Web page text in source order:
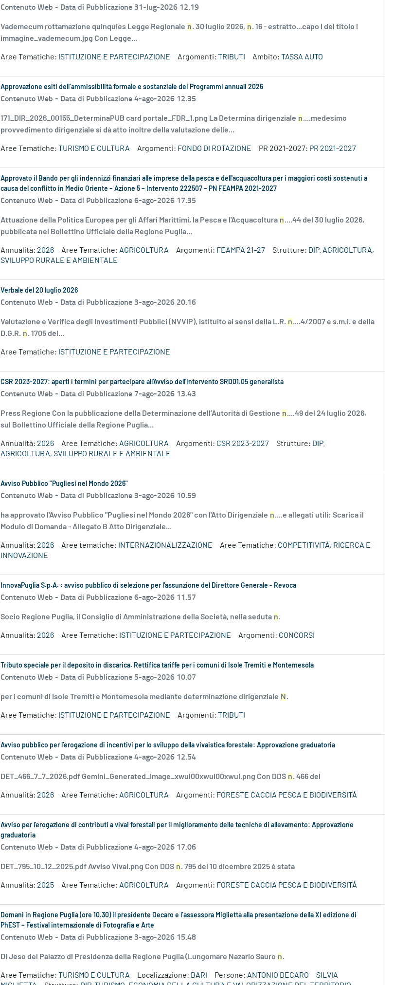
Contenuto Web - Data di Pubblicazione 31-lug-2026 12.19
Vademecum rottamazione quinquies Legge Regionale n. 30 luglio 2026, n. 16 - estratto...capo I del titolo I
immagine_vademecum.jpg Con Legge...
Aree Tematiche: ISTITUZIONE E PARTECIPAZIONE Argomenti: TRIBUTI Ambito: TASSA AUTO
Approvazione esiti dell’ammissibilità formale e sostanziale dei Programmi annuali 2026
Contenuto Web - Data di Pubblicazione 4-ago-2026 12.35
171_DIR_2026_00155_DeterminaPUB card portale_FDR_1.png La Determina dirigenziale n....medesimo
provvedimento dirigenziale si dà atto inoltre della valutazione delle...
Aree Tematiche: TURISMO E CULTURA Argomenti: FONDO DI ROTAZIONE PR 2021-2027: PR 2021-2027
Approvato il Bando per gli indennizzi finanziari alle imprese della pesca e dell'acquacoltura per i maggiori costi sostenuti a
causa del conflitto in Medio Oriente – Azione 5 – Intervento 222507 – PN FEAMPA 2021-2027
Contenuto Web - Data di Pubblicazione 6-ago-2026 17.35
Attuazione della Politica Europea per gli Affari Marittimi, la Pesca e l'Acquacoltura n....44 del 30 luglio 2026,
pubblicata nel Bollettino Ufficiale della Regione Puglia...
Annualità: 2026 Aree Tematiche: AGRICOLTURA Argomenti: FEAMPA 21-27 Strutture: DIP. AGRICOLTURA,
SVILUPPO RURALE E AMBIENTALE
Verbale del 20 luglio 2026
Contenuto Web - Data di Pubblicazione 3-ago-2026 20.16
Valutazione e Verifica degli Investimenti Pubblici (NVVIP), istituito ai sensi della L.R. n....4/2007 e s.m.i. e della
D.G.R. n. 1705 del...
Aree Tematiche: ISTITUZIONE E PARTECIPAZIONE
CSR 2023-2027: aperti i termini per partecipare all'Avviso dell'Intervento SRD01.05 generalista
Contenuto Web - Data di Pubblicazione 7-ago-2026 13.43
Press Regione Con la pubblicazione della Determinazione dell’Autorità di Gestione n....49 del 24 luglio 2026,
sul Bollettino Ufficiale della Regione Puglia...
Annualità: 2026 Aree Tematiche: AGRICOLTURA Argomenti: CSR 2023-2027 Strutture: DIP.
AGRICOLTURA, SVILUPPO RURALE E AMBIENTALE
Avviso Pubblico "Pugliesi nel Mondo 2026"
Contenuto Web - Data di Pubblicazione 3-ago-2026 10.59
ha approvato l'Avviso Pubblico "Pugliesi nel Mondo 2026" con l'Atto Dirigenziale n....e allegati utili: Scarica il
Modulo di Domanda - Allegato B Atto Dirigenziale...
Annualità: 2026 Aree tematiche: INTERNAZIONALIZZAZIONE Aree Tematiche: COMPETITIVITÀ, RICERCA E
INNOVAZIONE
InnovaPuglia S.p.A. : avviso pubblico di selezione per l'assunzione del Direttore Generale - Revoca
Contenuto Web - Data di Pubblicazione 6-ago-2026 11.57
Socio Regione Puglia, il Consiglio di Amministrazione della Società, nella seduta n.
Annualità: 2026 Aree Tematiche: ISTITUZIONE E PARTECIPAZIONE Argomenti: CONCORSI
Tributo speciale per il deposito in discarica. Rettifica tariffe per i comuni di Isole Tremiti e Montemesola
Contenuto Web - Data di Pubblicazione 5-ago-2026 10.07
per i comuni di Isole Tremiti e Montemesola mediante determinazione dirigenziale N .
Aree Tematiche: ISTITUZIONE E PARTECIPAZIONE Argomenti: TRIBUTI
Avviso pubblico per l’erogazione di incentivi per lo sviluppo della vivaistica forestale: Approvazione graduatoria
Contenuto Web - Data di Pubblicazione 4-ago-2026 12.54
DET_466_7_7_2026.pdf Gemini_Generated_Image_xwul00xwul00xwul.png Con DDS n. 466 del
Annualità: 2026 Aree Tematiche: AGRICOLTURA Argomenti: FORESTE CACCIA PESCA E BIODIVERSITÀ
Avviso per l'erogazione di contributi a vivai forestali per il miglioramento delle tecniche di allevamento: Approvazione
graduatoria
Contenuto Web - Data di Pubblicazione 4-ago-2026 17.06
DET_795_10_12_2025.pdf Avviso Vivai.png Con DDS n. 795 del 10 dicembre 2025 è stata
Annualità: 2025 Aree Tematiche: AGRICOLTURA Argomenti: FORESTE CACCIA PESCA E BIODIVERSITÀ
Domani in Regione Puglia (ore 10.30) il presidente Decaro e l’assessora Miglietta alla presentazione della XI edizione di
PhEST – Festival internazionale di Fotografia e Arte
Contenuto Web - Data di Pubblicazione 3-ago-2026 15.48
Di Jeso del Palazzo di Presidenza della Regione Puglia (Lungomare Nazario Sauro n.
Aree Tematiche: TURISMO E CULTURA Localizzazione: BARI Persone: ANTONIO DECARO
SILVIA